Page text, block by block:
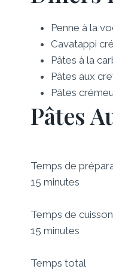
Penne à la
Cavatappi
Pâtes à la
Pâtes aux
Pâtes
Pâtes
Temps de
15 minutes
Temps de cuisson
15 minutes
Temps total